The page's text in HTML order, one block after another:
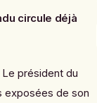
circule déjà
président du
exposées de son